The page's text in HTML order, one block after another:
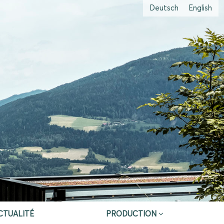
Deutsch English
PRODUCTION